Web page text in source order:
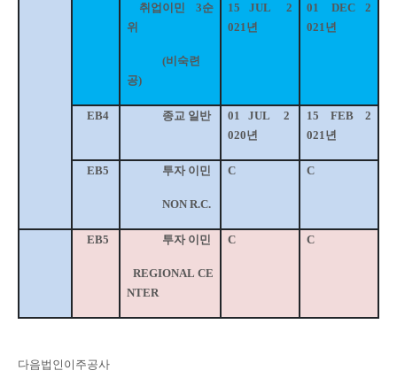
취업이민 3순
위
(비숙련
공)
15 JUL
2
021년
01 DEC
2
021년
EB4 종교 일반 01 JUL
2
020년
15 FEB
2
021년
EB5 투자 이민
NON R.C.
C C
EB5 투자 이민
REGIONAL CE
NTER
C C
다음법인이주공사